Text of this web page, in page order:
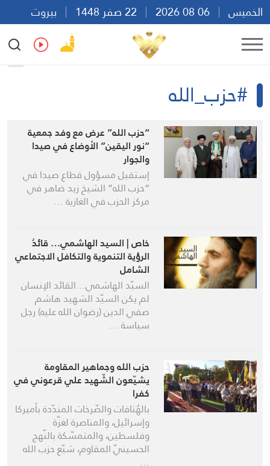
الخميس
بيروت
20:34
Ar
#حزب_الله
“حزب الله” عرض مع وفد جمعية
“نور اليقين” الأوضاع في صيدا
والجوار
إستقبل مسؤول قطاع صيدا في
“حزب الله” الشيخ زيد ضاهر في
مركز الحزب في الغازية …
خاص | السيد الهاشمي… قائدُ
الرؤية التنموية والتكافل الاجتماعي
الشامل
السيّد الهاشمي…القائد الإنسان
لم يكن السيّد الشهيد هاشم
صفي الدين (رضوان الله عليه) رجل
سياسة …
حزب الله وجماهير المقاومة
يشيّعون الشّهيد علي قرعوني في
كفرا
بالهُتافات والصّرخات المندّدة بأميركا
وإسرائيل، والمناصرة لغزّة
وفلسطين، والمتمسّكة بالنّهج
الحسينيّ المقاوم، شيّع حزب الله
…